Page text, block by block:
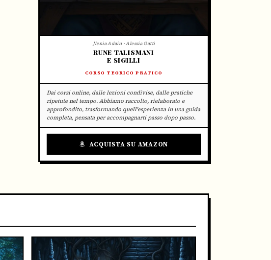
Jlenia Adain · Alessia Gatti
RUNE TALISMANI
E SIGILLI
CORSO TEORICO PRATICO
Dai corsi online, dalle lezioni condivise, dalle pratiche
ripetute nel tempo. Abbiamo raccolto, rielaborato e
approfondito, trasformando quell'esperienza in una guida
completa, pensata per accompagnarti passo dopo passo.
ACQUISTA SU AMAZON